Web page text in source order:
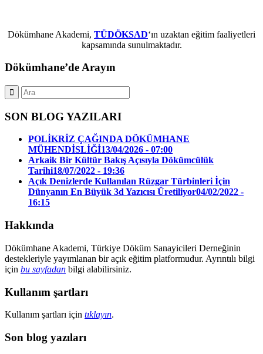
Dökümhane Akademi, TÜDÖKSAD‘ın uzaktan eğitim faaliyetleri
kapsamında sunulmaktadır.
Dökümhane’de Arayın
SON BLOG YAZILARI
POLİKRİZ ÇAĞINDA DÖKÜMHANE
MÜHENDİSLİĞİ13/04/2026 - 07:00
Arkaik Bir Kültür Bakış Açısıyla Dökümcülük
Tarihi18/07/2022 - 19:36
Açık Denizlerde Kullanılan Rüzgar Türbinleri İçin
Dünyanın En Büyük 3d Yazıcısı Üretiliyor04/02/2022 -
16:15
Hakkında
Dökümhane Akademi, Türkiye Döküm Sanayicileri Derneğinin
destekleriyle yayımlanan bir açık eğitim platformudur. Ayrıntılı bilgi
için bu sayfadan bilgi alabilirsiniz.
Kullanım şartları
Kullanım şartları için tıklayın.
Son blog yazıları